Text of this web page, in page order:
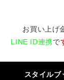
お買い上げ
LINE ID連携で
スタイルブ